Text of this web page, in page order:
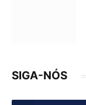
SIGA-NÓS